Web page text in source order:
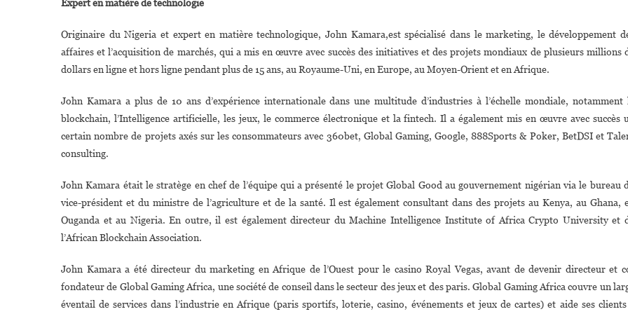
Expert en matière de technologie
Originaire du Nigeria et expert en matière technologique, John Kamara,est spécialisé dans le marketing, le développement
affaires et l’acquisition de marchés, qui a mis en œuvre avec succès des initiatives et des projets mondiaux de plusieurs millions
dollars en ligne et hors ligne pendant plus de 15 ans, au Royaume-Uni, en Europe, au Moyen-Orient et en Afrique.
John Kamara a plus de 10 ans d’expérience internationale dans une multitude d’industries à l’échelle mondiale, notamment
blockchain, l’Intelligence artificielle, les jeux, le commerce électronique et la fintech. Il a également mis en œuvre avec succès
certain nombre de projets axés sur les consommateurs avec 360bet, Global Gaming, Google, 888Sports & Poker, BetDSI et
consulting.
John Kamara était le stratège en chef de l’équipe qui a présenté le projet Global Good au gouvernement nigérian via le bureau
vice-président et du ministre de l’agriculture et de la santé. Il est également consultant dans des projets au Kenya, au Ghana,
Ouganda et au Nigeria. En outre, il est également directeur du Machine Intelligence Institute of Africa Crypto University et
l’African Blockchain Association.
John Kamara a été directeur du marketing en Afrique de l’Ouest pour le casino Royal Vegas, avant de devenir directeur et
fondateur de Global Gaming Africa, une société de conseil dans le secteur des jeux et des paris. Global Gaming Africa couvre un
éventail de services dans l’industrie en Afrique (paris sportifs, loterie, casino, événements et jeux de cartes) et aide ses clients